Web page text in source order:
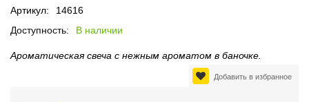
Артикул:
14616
Доступность:
В наличии
Ароматическая свеча с нежным ароматом в баночке.
Добавить в избранное